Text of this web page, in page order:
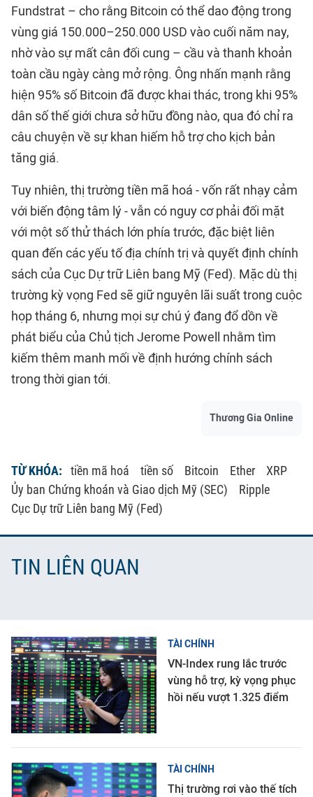
Fundstrat – cho rằng Bitcoin có thể dao động trong
vùng giá 150.000–250.000 USD vào cuối năm nay,
nhờ vào sự mất cân đối cung – cầu và thanh khoản
toàn cầu ngày càng mở rộng. Ông nhấn mạnh rằng
hiện 95% số Bitcoin đã được khai thác, trong khi 95%
dân số thế giới chưa sở hữu đồng nào, qua đó chỉ ra
câu chuyện về sự khan hiếm hỗ trợ cho kịch bản
tăng giá.
Tuy nhiên, thị trường tiền mã hoá - vốn rất nhạy cảm
với biến động tâm lý - vẫn có nguy cơ phải đối mặt
với một số thử thách lớn phía trước, đặc biệt liên
quan đến các yếu tố địa chính trị và quyết định chính
sách của Cục Dự trữ Liên bang Mỹ (Fed). Mặc dù thị
trường kỳ vọng Fed sẽ giữ nguyên lãi suất trong cuộc
họp tháng 6, nhưng mọi sự chú ý đang đổ dồn về
phát biểu của Chủ tịch Jerome Powell nhằm tìm
kiếm thêm manh mối về định hướng chính sách
trong thời gian tới.
Thương Gia Online
TỪ KHÓA: tiền mã hoá tiền số Bitcoin Ether
XRP
Ủy ban Chứng khoán và Giao dịch Mỹ (SEC)
Ripple
Cục Dự trữ Liên bang Mỹ (Fed)
TIN LIÊN QUAN
TÀI CHÍNH
VN-Index rung lắc trước
vùng hỗ trợ, kỳ vọng phục
hồi nếu vượt 1.325 điểm
TÀI CHÍNH
Thị trường rơi vào thế tích